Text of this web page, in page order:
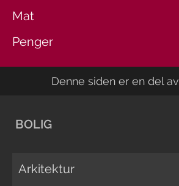
Mat
Penger
Denne siden er en del av
BOLIG
Arkitektur